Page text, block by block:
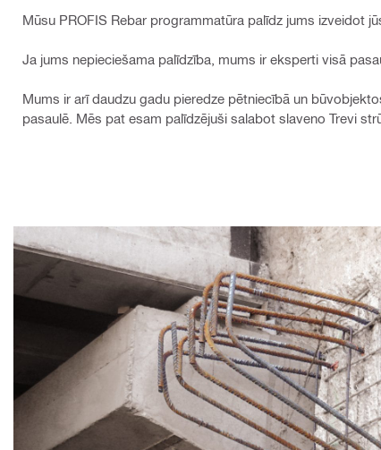
Mūsu PROFIS Rebar programmatūra palīdz jums izveidot
Ja jums nepieciešama palīdzība, mums ir eksperti visā
Mums ir arī daudzu gadu pieredze pētniecībā un
pasaulē. Mēs pat esam palīdzējuši salabot slaveno Trevi